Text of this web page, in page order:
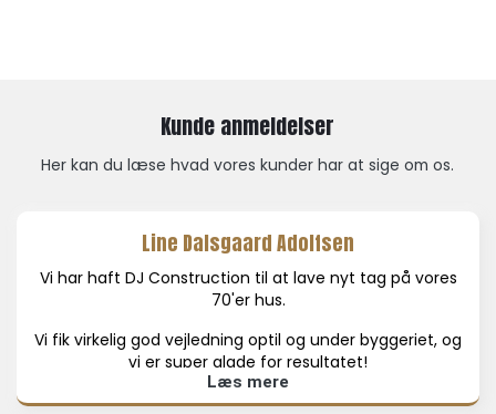
Kunde anmeldelser
Her kan du læse hvad vores kunder har at sige om os.
Line Dalsgaard Adolfsen
Vi har haft DJ Construction til at lave nyt tag på vores
70'er hus.
Vi fik virkelig god vejledning optil og under byggeriet, og
vi er super glade for resultatet!
Masser af anbefalinger herfra!
Læs mere